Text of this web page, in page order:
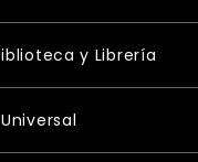
y Librería